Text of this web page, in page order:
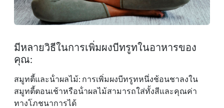
มีหลายวิธีในการเพิ่มผงบีทรูทในอาหารของ
คุณ:
สมูทตี้และน้ําผลไม้: การเพิ่มผงบีทรูทหนึ่งช้อนชาลงใน
สมูทตี้ตอนเช้าหรือน้ําผลไม้สามารถใส่ทั้งสีและคุณค่า
ทางโภชนาการได้